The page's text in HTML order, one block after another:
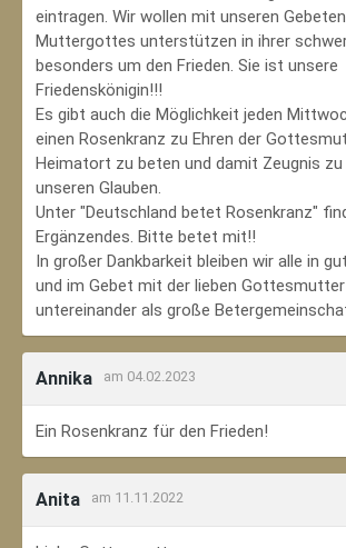
eintragen. Wir wollen mit unseren
Muttergottes unterstützen in ihrer
besonders um den Frieden. Sie ist unsere
Friedenskönigin!!!
Es gibt auch die Möglichkeit jeden
einen Rosenkranz zu Ehren der
Heimatort zu beten und damit Zeugnis
unseren Glauben.
Unter "Deutschland betet Rosenkranz"
Ergänzendes. Bitte betet mit!!
In großer Dankbarkeit bleiben wir alle in
und im Gebet mit der lieben
untereinander als große
Annika am 04.02.2023
Ein Rosenkranz für den Frieden!
Anita am 11.11.2022